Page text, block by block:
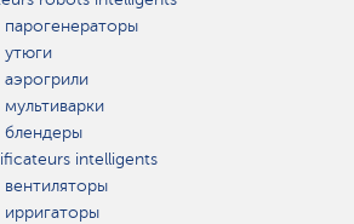
intelligents